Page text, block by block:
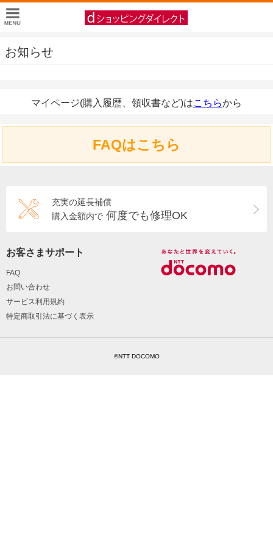
お知らせ
マイページ(購入履歴、領収書など)はこちらから
FAQはこちら
充実の延長補償
購入金額内で 何度でも修理OK
お客さまサポート
FAQ
お問い合わせ
サービス利用規約
特定商取引法に基づく表示
©NTT DOCOMO